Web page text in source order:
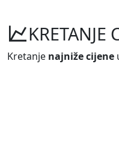
KRETANJE
Kretanje najniže cijene